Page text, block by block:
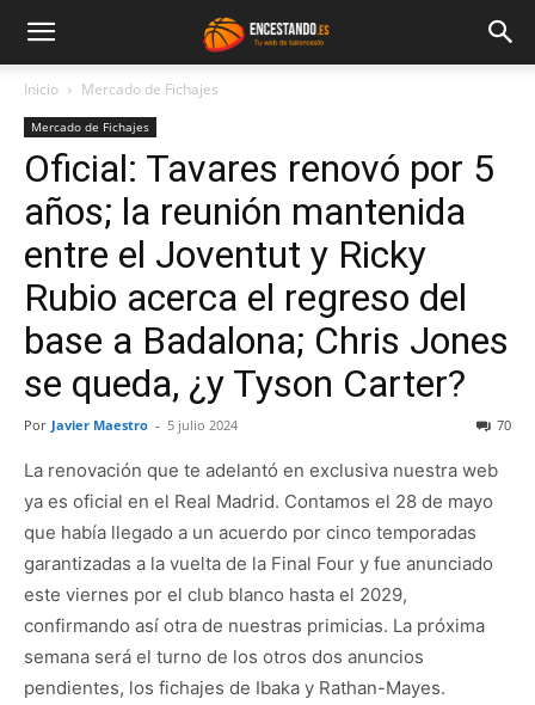
Inicio Mercado de Fichajes
Mercado de Fichajes
Oficial: Tavares renovó por 5
años; la reunión mantenida
entre el Joventut y Ricky
Rubio acerca el regreso del
base a Badalona; Chris Jones
se queda, ¿y Tyson Carter?
Por Javier Maestro - 5 julio 2024 70
La renovación que te adelantó en exclusiva nuestra web
ya es oficial en el Real Madrid. Contamos el 28 de mayo
que había llegado a un acuerdo por cinco temporadas
garantizadas a la vuelta de la Final Four y fue anunciado
este viernes por el club blanco hasta el 2029,
confirmando así otra de nuestras primicias. La próxima
semana será el turno de los otros dos anuncios
pendientes, los fichajes de Ibaka y Rathan-Mayes.